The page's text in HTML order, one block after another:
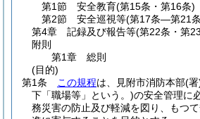
第1節
安全教育(第15条・第16条)
第2節
安全巡視等(第17条―第21
第4章
記録及び報告等(第22条・第
附則
第1章
総則
(目的)
第1条
この規程は、見附市消防本部(署
下「職場等」という。)の安全管理に
務災害の防止及び軽減を図り、もつ